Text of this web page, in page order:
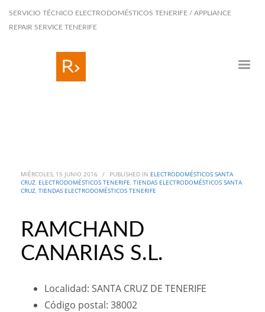
SERVICIO TÉCNICO ELECTRODOMÉSTICOS TENERIFE / APPLIANCE
REPAIR SERVICE TENERIFE
MIÉRCOLES, 15 JUNIO 2016 / PUBLISHED IN ELECTRODOMÉSTICOS SANTA
CRUZ, ELECTRODOMÉSTICOS TENERIFE, TIENDAS ELECTRODOMÉSTICOS SANTA
CRUZ, TIENDAS ELECTRODOMÉSTICOS TENERIFE
RAMCHAND
CANARIAS S.L.
Localidad: SANTA CRUZ DE TENERIFE
Código postal: 38002